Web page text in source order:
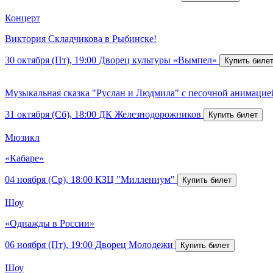
Концерт
Виктория Складчикова в Рыбинске!
30 октября (Пт), 19:00 Дворец культуры «Вымпел»
Музыкальная сказка "Руслан и Людмила" с песочной
31 октября (Сб), 18:00 ДК Железнодорожников
Мюзикл
«Кабаре»
04 ноября (Ср), 18:00 КЗЦ "Миллениум"
Шоу
«Однажды в России»
06 ноября (Пт), 19:00 Дворец Молодежи
Шоу